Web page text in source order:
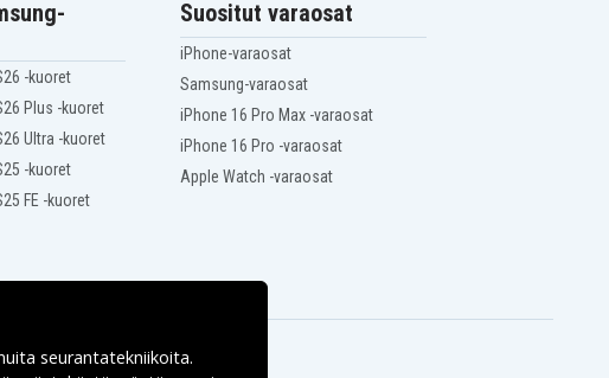
-kuoret
Plus -kuoret
Ultra -kuoret
-kuoret
FE -kuoret
Suositut varaosat
iPhone-varaosat
Samsung-varaosat
iPhone 16 Pro Max -varaosat
iPhone 16 Pro -varaosat
Apple Watch -varaosat
seurantatekniikoita.